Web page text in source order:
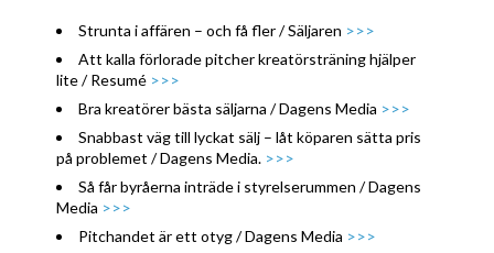
Strunta i affären – och få fler / Säljaren >>>
Att kalla förlorade pitcher kreatörsträning hjälper
lite / Resumé >>>
Bra kreatörer bästa säljarna / Dagens Media >>>
Snabbast väg till lyckat sälj – låt köparen sätta pris
på problemet / Dagens Media. >>>
Så får byråerna inträde i styrelserummen / Dagens
Media >>>
Pitchandet är ett otyg / Dagens Media >>>